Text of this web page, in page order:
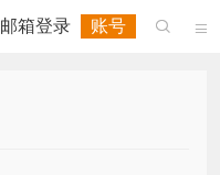

邮箱登录 账号 